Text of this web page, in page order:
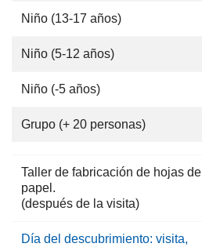
Niño (13-17 años)
Niño (5-12 años)
Niño (-5 años)
Grupo (+ 20 personas)
Taller de fabricación de hojas de
papel.
(después de la visita)
Día del descubrimiento: visita,